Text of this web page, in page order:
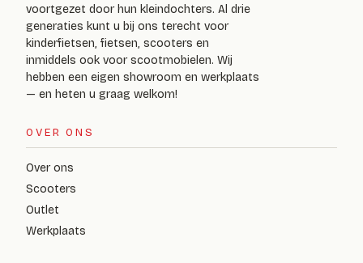
voortgezet door hun kleindochters. Al drie
generaties kunt u bij ons terecht voor
kinderfietsen, fietsen, scooters en
inmiddels ook voor scootmobielen. Wij
hebben een eigen showroom en werkplaats
— en heten u graag welkom!
OVER ONS
Over ons
Scooters
Outlet
Werkplaats